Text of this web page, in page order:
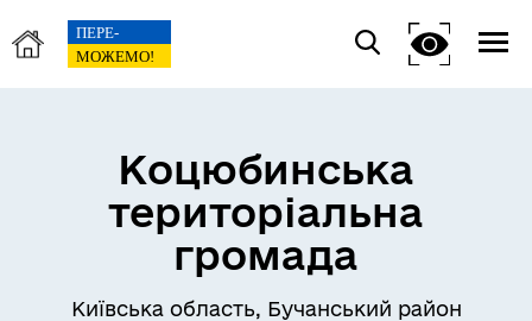
Коцюбинська
територіальна
громада
Київська область, Бучанський район